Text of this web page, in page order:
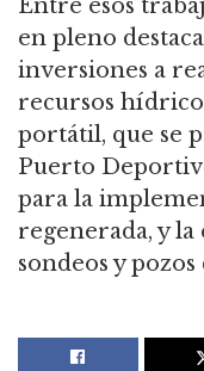
Entre esos
en pleno
inversiones a
recursos
portátil, que se
Puerto
para la
regenerada, y
sondeos y